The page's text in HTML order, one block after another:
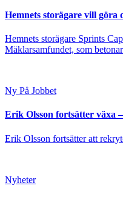
Hemnets storägare vill göra
Hemnets storägare Sprints
Mäklarsamfundet, som
Ny På Jobbet
Erik Olsson fortsätter växa
Erik Olsson fortsätter att
Nyheter